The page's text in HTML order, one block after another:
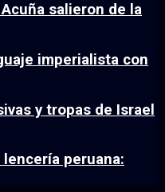
salieron de la
imperialista con
y tropas de Israel
peruana: